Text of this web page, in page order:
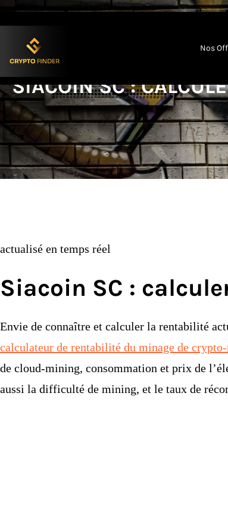
Nos
SIACOIN SC :
actualisé en temps réel
Siacoin SC :
Envie de connaître et calculer la rentabilité
calculateur de rentabilité du minage de
de cloud-mining, consommation et prix de
aussi la difficulté de mining, et le taux de